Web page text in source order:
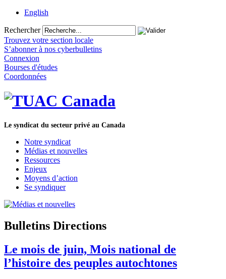
English
Rechercher
Trouvez votre section locale
S’abonner à nos cyberbulletins
Connexion
Bourses d'études
Coordonnées
Le syndicat du secteur privé au Canada
Notre syndicat
Médias et nouvelles
Ressources
Enjeux
Moyens d’action
Se syndiquer
Bulletins Directions
Le mois de juin, Mois national de
l’histoire des peuples autochtones